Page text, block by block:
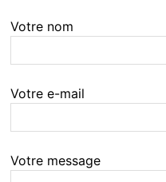
Votre nom
Votre e-mail
Votre message